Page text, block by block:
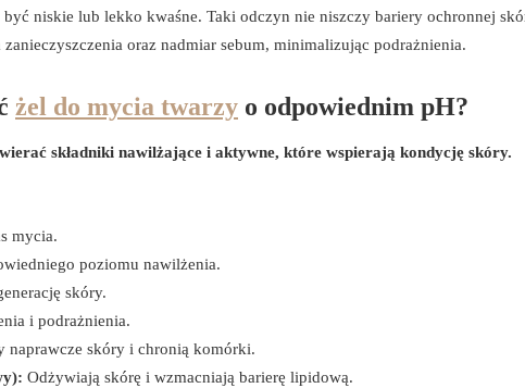
niskie lub lekko kwaśne. Taki odczyn nie niszczy bariery ochronnej
oraz nadmiar sebum, minimalizując podrażnienia.
żel do mycia twarzy o odpowiednim pH?
składniki nawilżające i aktywne, które wspierają kondycję skóry.
mycia.
poziomu nawilżenia.
skóry.
i podrażnienia.
naprawcze skóry i chronią komórki.
Odżywiają skórę i wzmacniają barierę lipidową.